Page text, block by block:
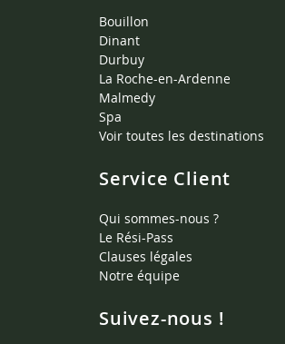
Bouillon
Dinant
Durbuy
La Roche-en-Ardenne
Malmedy
Spa
Voir toutes les destinations
Service Client
Qui sommes-nous ?
Le Rési-Pass
Clauses légales
Notre équipe
Suivez-nous !